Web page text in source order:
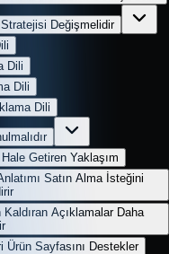
Değişmelidir
Dili
Dili
Dili
Getiren Yaklaşım
Satın Alma İsteğini
Açıklamalar Daha
Ürün Sayfasını Destekler